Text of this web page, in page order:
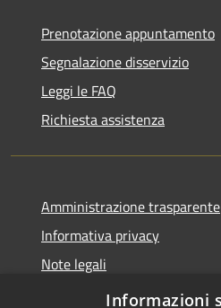
Prenotazione appuntamento
Segnalazione disservizio
Leggi le FAQ
Richiesta assistenza
Amministrazione trasparente
Informativa privacy
Note legali
Dichiarazione di accessibilità
Informazioni